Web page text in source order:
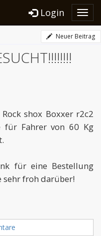
Login
Neuer Beitrag
shox Boxxer r2c2
für Fahrer von 60 Kg
für eine Bestellung
sehr froh darüber!